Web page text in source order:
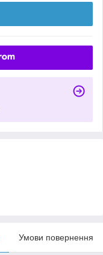
Умови повернення